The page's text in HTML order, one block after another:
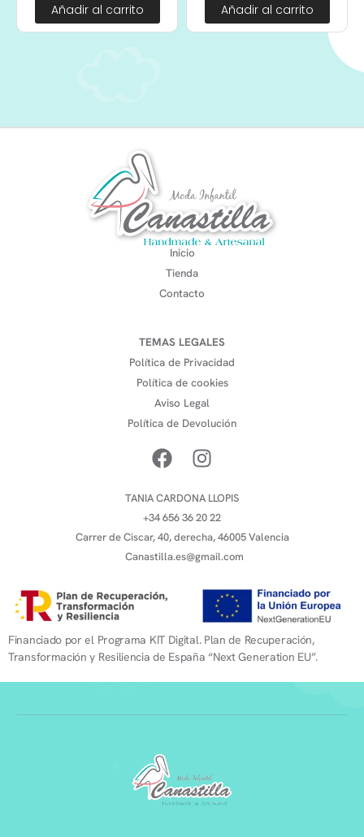
Añadir al carrito Añadir al carrito
Inicio
Tienda
Contacto
TEMAS LEGALES
Política de Privacidad
Política de cookies
Aviso Legal
Política de Devolución
TANIA CARDONA LLOPIS
+34 656 36 20 22
Carrer de Ciscar, 40, derecha, 46005 Valencia
Canastilla.es@gmail.com
Financiado por el Programa KIT Digital. Plan de Recuperación,
Transformación y Resiliencia de España “Next Generation EU”.